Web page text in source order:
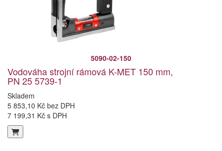
5090-02-150
Vodováha strojní rámová K-MET 150 mm,
PN 25 5739-1
Skladem
5 853,10 Kč bez DPH
7 199,31 Kč s DPH